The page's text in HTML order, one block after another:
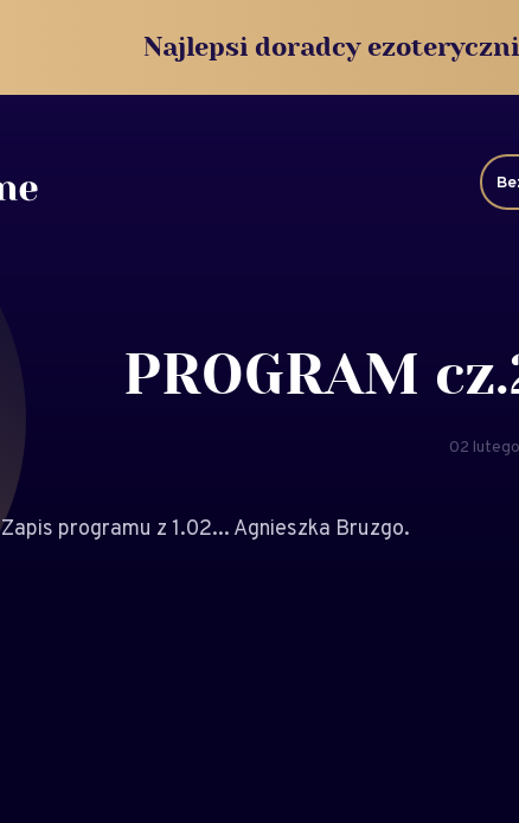
Najlepsi doradcy
PROGRAM
02
Zapis programu z 1.02... Agnieszka Bruzgo.